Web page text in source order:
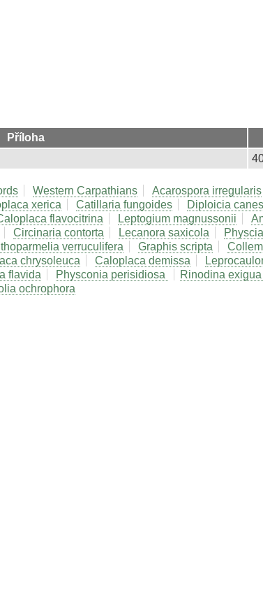
Příloha
Western Carpathians Acarospora irregularis
xerica Catillaria fungoides Diploicia
flavocitrina Leptogium magnussonii
Circinaria contorta Lecanora saxicola
verruculifera Graphis scripta
chrysoleuca Caloplaca demissa
flavida Physconia perisidiosa Rinodina exigua
ochrophora